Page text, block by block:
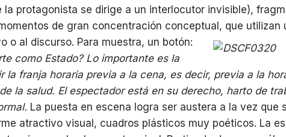
la protagonista se dirige a un interlocutor invisible),
de gran concentración conceptual, que utilizan
o al discurso. Para muestra, un botón:
como Estado?Lo importante es la
la franja horaria previa a la cena, es decir, previa a la
la salud. El espectador está en su derecho, harto de
La puesta en escena logra ser austera a la vez que
atractivo visual, cuadros plásticos muy poéticos. La